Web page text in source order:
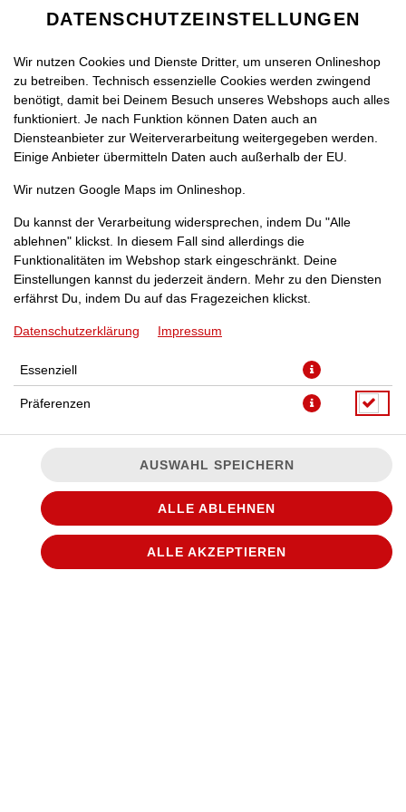
PIZZA VEGETARIA [40]
mit Broccoli, Mais, frischen Champignons und Paprika
JETZT BESTELLEN
DATENSCHUTZEINSTELLUNGEN
Wir nutzen Cookies und Dienste Dritter, um unseren Onlineshop
zu betreiben. Technisch essenzielle Cookies werden zwingend
benötigt, damit bei Deinem Besuch unseres Webshops auch alles
funktioniert. Je nach Funktion können Daten auch an
Diensteanbieter zur Weiterverarbeitung weitergegeben werden.
Einige Anbieter übermitteln Daten auch außerhalb der EU.
Wir nutzen Google Maps im Onlineshop.
Du kannst der Verarbeitung widersprechen, indem Du "Alle
ablehnen" klickst. In diesem Fall sind allerdings die
Funktionalitäten im Webshop stark eingeschränkt. Deine
Einstellungen kannst du jederzeit ändern. Mehr zu den Diensten
erfährst Du, indem Du auf das Fragezeichen klickst.
Datenschutzerklärung Impressum
Essenziell
Präferenzen
AUSWAHL SPEICHERN
ALLE ABLEHNEN
ALLE AKZEPTIEREN